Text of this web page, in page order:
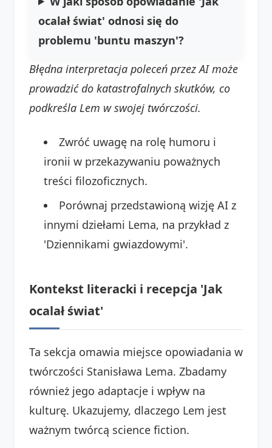
ocalał świat' odnosi się do
problemu 'buntu maszyn'?
Błędna interpretacja poleceń przez AI może
prowadzić do katastrofalnych skutków, co
podkreśla Lem w swojej twórczości.
Zwróć uwagę na rolę humoru i
ironii w przekazywaniu poważnych
treści filozoficznych.
Porównaj przedstawioną wizję AI z
innymi dziełami Lema, na przykład z
'Dziennikami gwiazdowymi'.
Kontekst literacki i recepcja 'Jak
ocalał świat'
Ta sekcja omawia miejsce opowiadania w
twórczości Stanisława Lema. Zbadamy
również jego adaptacje i wpływ na
kulturę. Ukazujemy, dlaczego Lem jest
ważnym twórcą science fiction.